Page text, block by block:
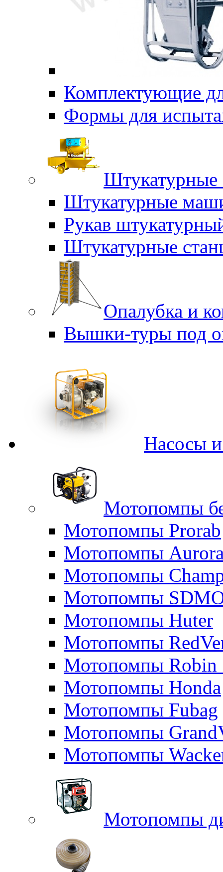
Комплектующие
Формы для
Штукатурные
Штукатурные
Рукав
Штукатурные
Опалубка и
Вышки-туры под
Насосы
Мотопомпы
Мотопомпы Prorab
Мотопомпы
Мотопомпы
Мотопомпы
Мотопомпы Huter
Мотопомпы
Мотопомпы Robin
Мотопомпы Honda
Мотопомпы Fubag
Мотопомпы
Мотопомпы
Мотопомпы